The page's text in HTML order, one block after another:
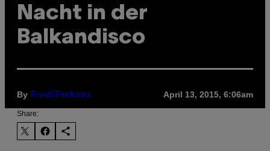
Nacht in der
Balkandisco
By Fredi Ferkova April 13, 2015, 6:06am
Share: